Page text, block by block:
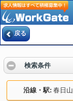
戻る
検索条件
沿線・駅 春日山